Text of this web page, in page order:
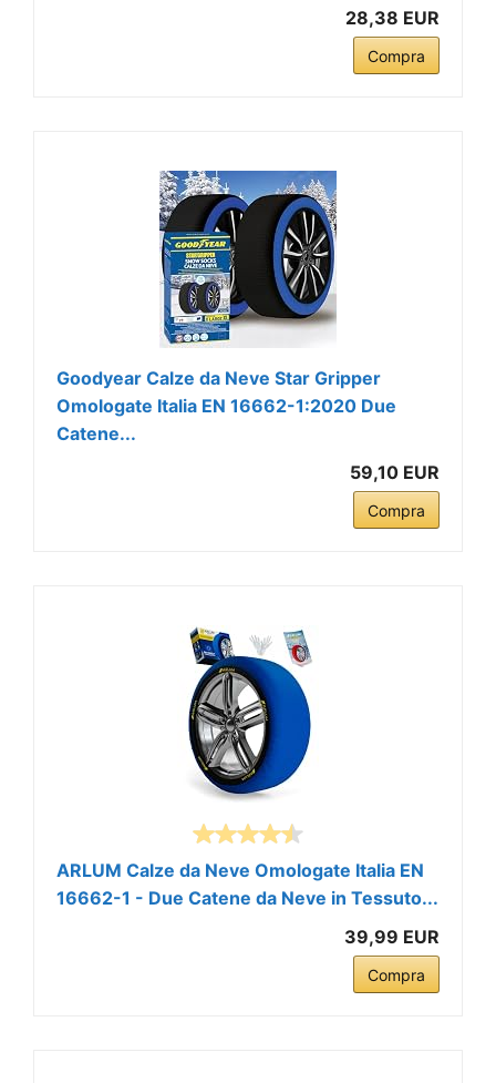
28,38 EUR
Compra
Goodyear Calze da Neve Star Gripper
Omologate Italia EN 16662-1:2020 Due
Catene...
59,10 EUR
Compra
ARLUM Calze da Neve Omologate Italia EN
16662-1 - Due Catene da Neve in Tessuto...
39,99 EUR
Compra